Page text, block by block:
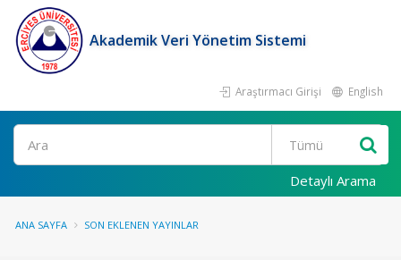
Akademik Veri Yönetim Sistemi
Araştırmacı Girişi English
Ara
Detaylı Arama
ANA SAYFA SON EKLENEN YAYINLAR